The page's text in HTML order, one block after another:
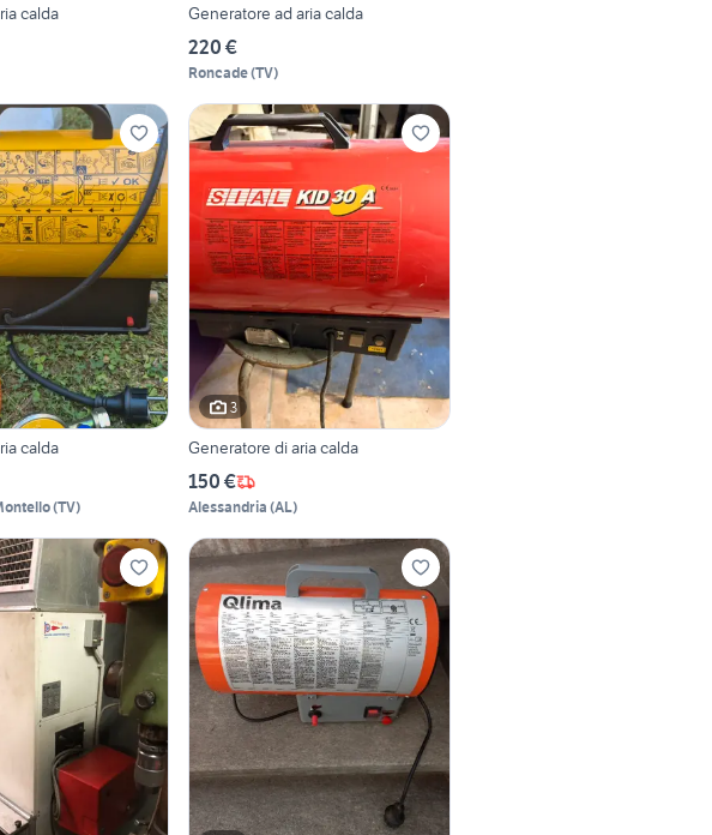
calda Generatore ad aria calda
220 €
Roncade(TV)
calda
(TV)
3
Generatore di aria calda
150 €
Alessandria (AL)